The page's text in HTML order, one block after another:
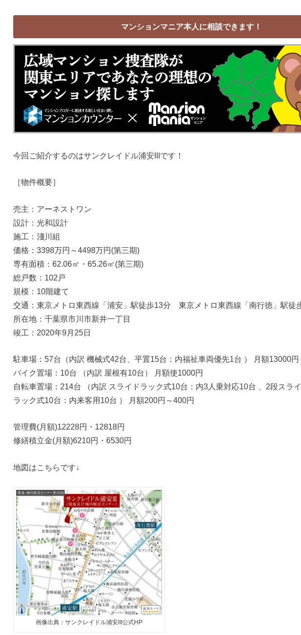
マンションマニア本人に相談できます！
今回ご紹介するのはサンクレイドル浦安IIIです！
［物件概要］
売主：アーネストワン
設計：光和設計
施工：淺川組
価格：3398万円～4498万円(第三期)
専有面積：62.06㎡・65.26㎡(第三期)
総戸数：102戸
規模：10階建て
交通：東京メトロ東西線「浦安」駅徒歩13分 東京メトロ東西線「南行徳」駅徒
所在地：千葉県市川市新井一丁目
竣工：2020年9月25日
駐車場：57台（内訳 機械式42台、平置15台：内福祉車両優先1台 ） 月額13000円
バイク置場：10台 （内訳 屋根有10台） 月額使1000円
自転車置場：214台 （内訳 スライドラック式10台：内3人乗対応10台 、2段スラ
ラック式10台：内来客用10台 ） 月額200円～400円
管理費(月額)12228円・12818円
修繕積立金(月額)6210円・6530円
地図はこちらです↓
画像出典：サンクレイドル浦安III公式HP